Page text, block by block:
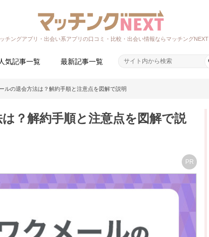
チングアプリ・出会い系アプリの口コミ・比較・出会い情報ならマッチングNEXT
人気記事一覧 最新記事一覧
ルの退会方法は？解約手順と注意点を図解で説明
？解約手順と注意点を図解で説
PR